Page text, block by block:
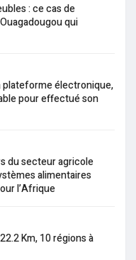
: ce cas de
qui
plateforme électronique,
pour effectué son
du secteur agricole
alimentaires
l’Afrique
Km, 10 régions à